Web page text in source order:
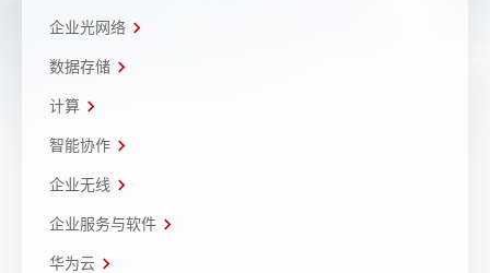
企业光网络
数据存储
计算
智能协作
企业无线
企业服务与软件
华为云